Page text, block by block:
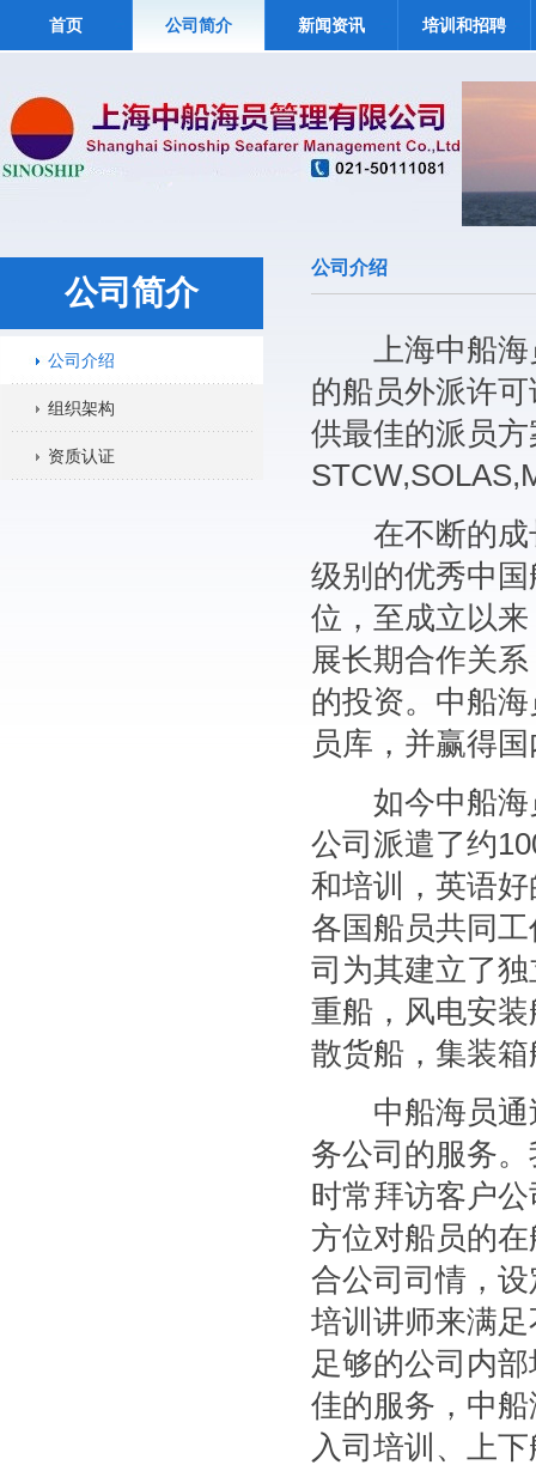
首页 公司简介 新闻资讯 培训和招聘
公司简介
公司介绍
组织架构
资质认证
公司介绍
上海中船海员
的船员外派许
供最佳的派员
在不断的成长
级别的优秀中
位，至成立以
展长期合作关
的投资。中船
员库，并赢得
如今中船海员
公司派遣了约
和培训，英语
各国船员共同
司为其建立了
重船，风电安
散货船，集装
中船海员通过
务公司的服务
时常拜访客户
方位对船员的
合公司司情，
培训讲师来满
足够的公司内
佳的服务，中
入司培训、上